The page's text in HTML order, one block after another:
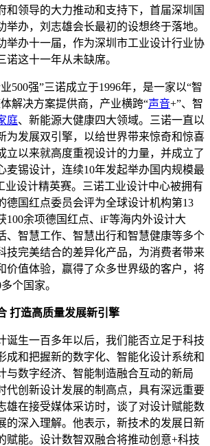
和领导的大力推动和支持下，首届深圳国
举办，刘志雄会长最初的设想终于落地。
举办十一届，作为深圳市工业设计行业协
诺这十一年从未缺席。
强”三诺成立于1996年，是一家以“智
解决方案提供商，产业横跨“声音+”、智
庭、新能源大健康四大领域。三诺一直以
为发展双引擎，以给世界带来惊奇和惊喜
立以来就高度重视设计的力量，并成立了
麦锡设计，连续10年发起举办国内规模最
业设计精英赛。三诺工业设计中心被拥有
德国红点委员会评为全球设计机构第13
100余项德国红点、iF等海内外设计大
、智慧工作、智慧出行和智慧健康等多个
技完美结合的差异化产品，为消费者带来
价值体验，赢得了众多世界级的客户，将
个国家。
打造高质量发展新引擎
生一百多年以后，我们能否立足于科技
成和把握新的数字化、智能化设计系统和
与数字经济、智能制造融合互动的新局
代创新设计发展的制高点，具有深远重要
雄在接受媒体采访时，谈了对设计赋能数
的深入理解。他表示，新技术的发展日新
赋能。设计数智双融合将推动创意+科技